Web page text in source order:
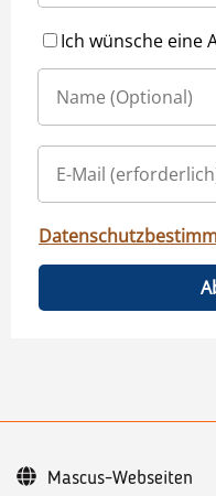
Ich wünsche eine
Mascus-Webseiten